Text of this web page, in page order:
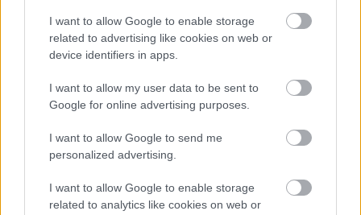
I want to allow Google to enable storage
related to advertising like cookies on web or
device identifiers in apps.
I want to allow my user data to be sent to
Google for online advertising purposes.
I want to allow Google to send me
personalized advertising.
I want to allow Google to enable storage
related to analytics like cookies on web or
απαντήσετε σωστά και στις 3
ερωτήσεις;
περισσότερα